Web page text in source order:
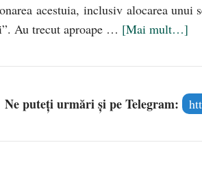
acestuia, inclusiv alocarea unui
Au trecut aproape … [Mai mult…]
Ne puteți urmări și pe Telegram: